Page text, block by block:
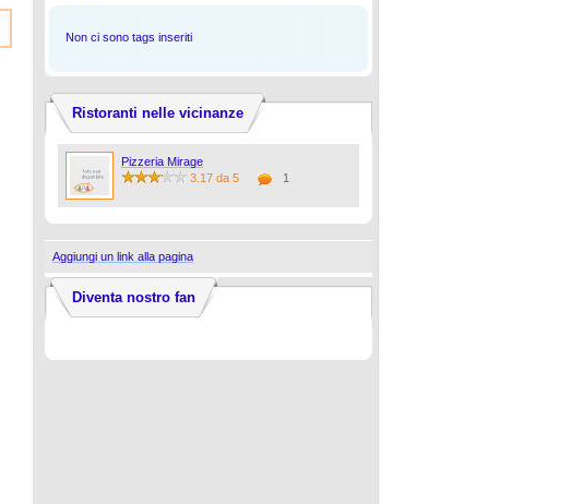
Non ci sono tags inseriti
Ristoranti nelle vicinanze
Pizzeria Mirage
3.17 da 5
1
Aggiungi un link alla pagina
Diventa nostro fan